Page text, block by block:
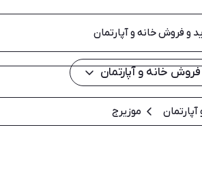
خانه و آپارتمان
موزیرج